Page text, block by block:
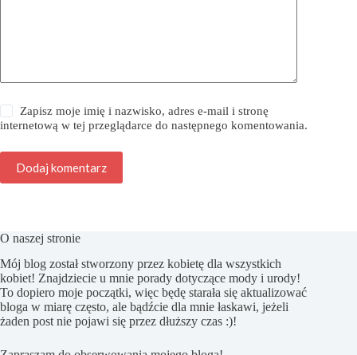
Zapisz moje imię i nazwisko, adres e-mail i stronę
internetową w tej przeglądarce do następnego komentowania.
Dodaj komentarz
O naszej stronie
Mój blog został stworzony przez kobietę dla wszystkich
kobiet! Znajdziecie u mnie porady dotyczące mody i urody!
To dopiero moje początki, więc będę starała się aktualizować
bloga w miarę często, ale bądźcie dla mnie łaskawi, jeżeli
żaden post nie pojawi się przez dłuższy czas :)!